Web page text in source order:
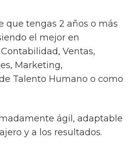
que tengas 2 años o más
el mejor en
Ventas,
Marketing,
Talento Humano o como
ágil, adaptable
y a los resultados.